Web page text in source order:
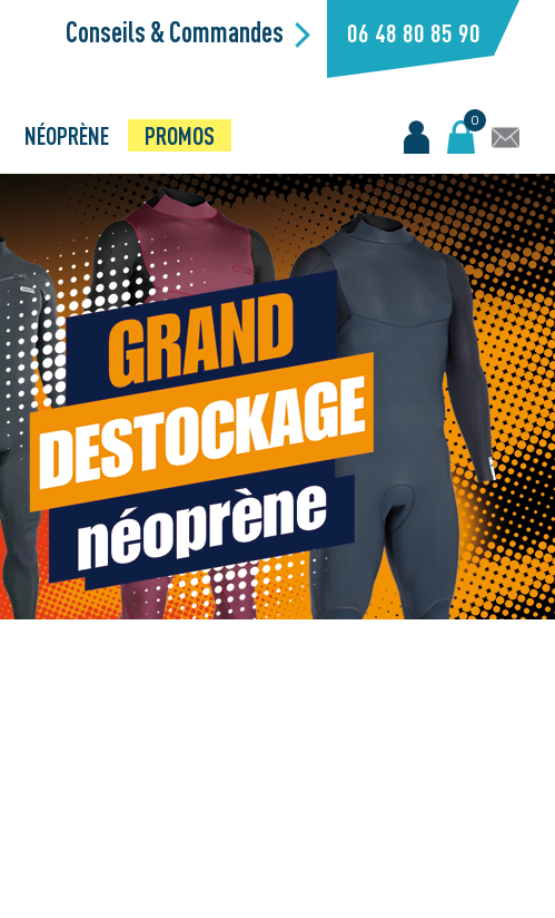
Conseils & Commandes 06 48 80 85 90
NÉOPRÈNE PROMOS
0